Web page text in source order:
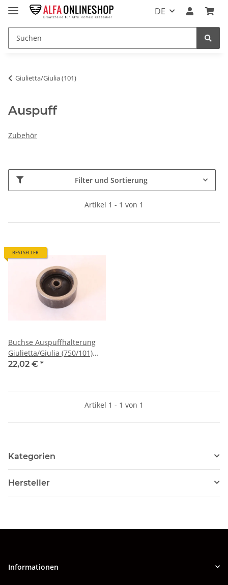
DE
Giulietta/Giulia (101)
Auspuff
Zubehör
Filter und Sortierung
Artikel 1 - 1 von 1
BESTSELLER
Buchse Auspuffhalterung
Giulietta/Giulia (750/101)
NEU
22,02 € *
Artikel 1 - 1 von 1
Kategorien
Hersteller
Informationen